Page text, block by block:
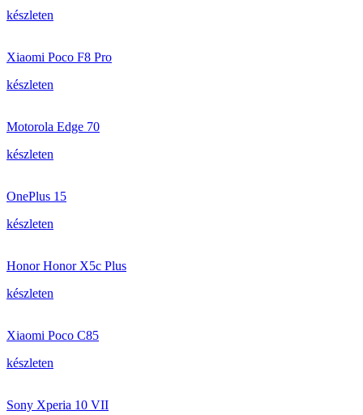
készleten
Xiaomi Poco F8 Pro
készleten
Motorola Edge 70
készleten
OnePlus 15
készleten
Honor Honor X5c Plus
készleten
Xiaomi Poco C85
készleten
Sony Xperia 10 VII